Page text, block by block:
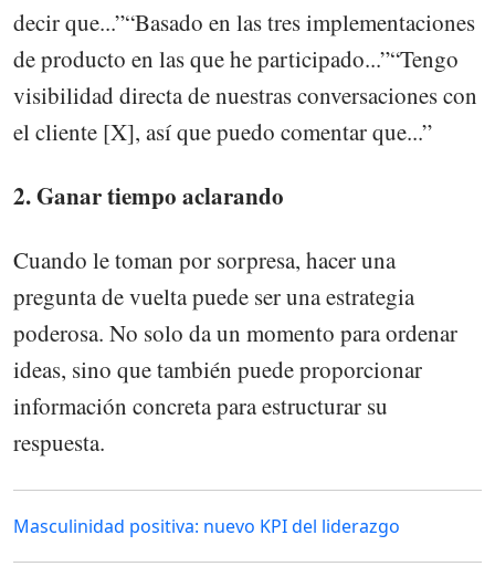
decir que...”“Basado en las tres implementaciones
de producto en las que he participado...”“Tengo
visibilidad directa de nuestras conversaciones con
el cliente [X], así que puedo comentar que...”
2. Ganar tiempo aclarando
Cuando le toman por sorpresa, hacer una
pregunta de vuelta puede ser una estrategia
poderosa. No solo da un momento para ordenar
ideas, sino que también puede proporcionar
información concreta para estructurar su
respuesta.
Masculinidad positiva: nuevo KPI del liderazgo